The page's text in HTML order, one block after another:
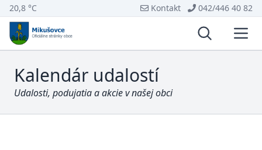
20,8 °C Kontakt 042/446 40 82
Vyhľadávanie
Kalendár udalostí
Udalosti, podujatia a akcie v našej obci